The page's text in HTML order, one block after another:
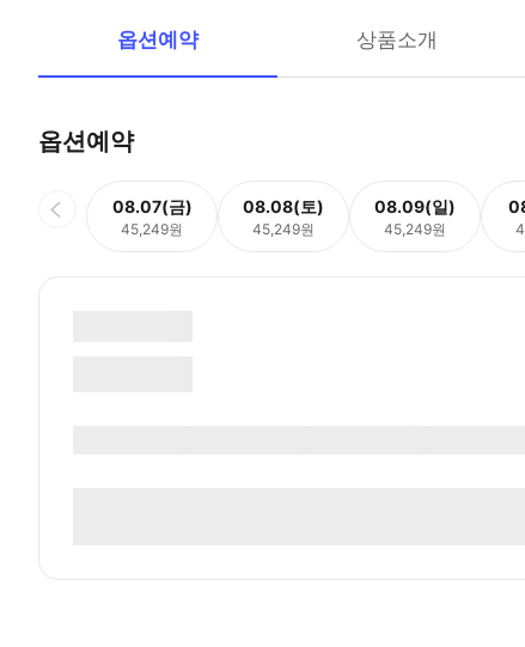
옵션예약 상품소개
옵션예약
08.07(금)
45,249원
08.08(토)
45,249원
08.09(일)
45,249원